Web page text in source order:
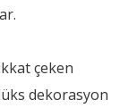
çeken
dekorasyon